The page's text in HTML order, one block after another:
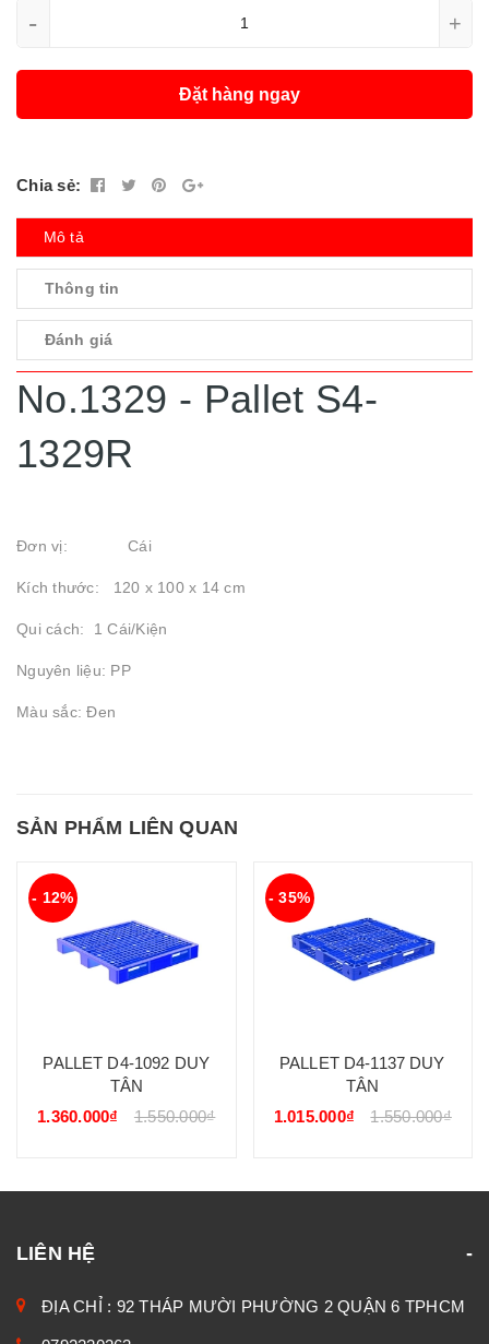
- +
Đặt hàng ngay
Chia sẻ:
Mô tả
Thông tin
Đánh giá
No.1329 - Pallet S4-
1329R
Đơn vị: Cái
Kích thước: 120 x 100 x 14 cm
Qui cách: 1 Cái/Kiện
Nguyên liệu: PP
Màu sắc: Đen
SẢN PHẨM LIÊN QUAN
- 12%
PALLET D4-1092 DUY
TÂN
1.360.000₫
1.550.000₫
- 35%
PALLET D4-1137 DUY
TÂN
1.015.000₫
1.550.000₫
LIÊN HỆ
ĐỊA CHỈ : 92 THÁP MƯỜI PHƯỜNG 2 QUẬN 6 TPHCM